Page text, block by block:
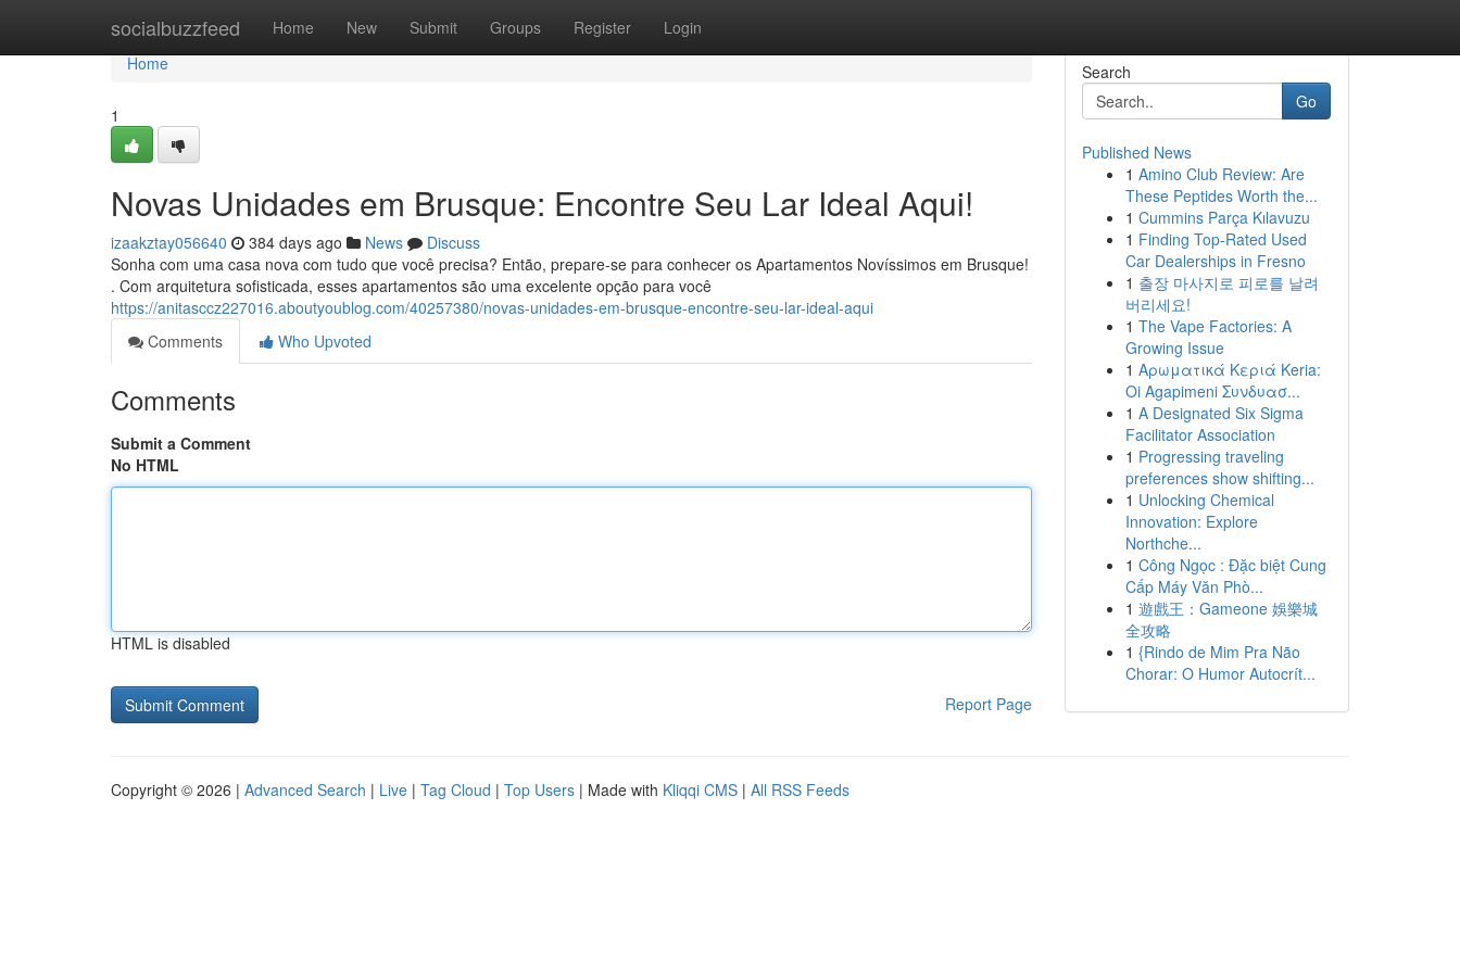
socialbuzzfeed Home New Submit Groups Register Login
Home
Home
1
Novas Unidades em Brusque: Encontre Seu Lar Ideal Aqui!
izaakztay056640 384 days ago News
Discuss
Sonha com uma casa nova com tudo que você precisa? Então, prepare-se para conhecer os Apartamentos Novíssimos em Brusque!
. Com arquitetura sofisticada, esses apartamentos são uma excelente opção para você
https://anitasccz227016.aboutyoublog.com/40257380/novas-unidades-em-brusque-encontre-seu-lar-ideal-aqui
Comments
Who Upvoted
Comments
Submit a Comment
No HTML
HTML is disabled
Report Page
Search
Go
Published News
1 Amino Club Review: Are
These Peptides Worth the...
1 Cummins Parça Kılavuzu
1 Finding Top-Rated Used
Car Dealerships in Fresno
1 출장 마사지로 피로를 날려
버리세요!
1 The Vape Factories: A
Growing Issue
1 Αρωματικά Κεριά Keria:
Oi Agapimeni Συνδυασ...
1 A Designated Six Sigma
Facilitator Association
1 Progressing traveling
preferences show shifting...
1 Unlocking Chemical
Innovation: Explore
Northche...
1 Công Ngọc : Đặc biệt Cung
Cấp Máy Văn Phò...
1 遊戲王：Gameone 娛樂城
全攻略
1 {Rindo de Mim Pra Não
Chorar: O Humor Autocrít...
Copyright © 2026 | Advanced Search | Live | Tag Cloud | Top Users | Made with Kliqqi CMS | All RSS Feeds